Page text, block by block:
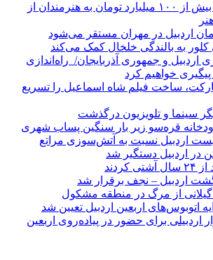
پرداخت ماهانه بیش از ۱۰۰ میلیارد تومان به هنرمندان از
به بالندگی خلخال کمک می‌کند
و جمهوری آذربایجان/ راه‌اندازی
پیگیری خواهیم کرد
ساخت فیلم شاه‌ اسماعیل را تسریع
سینما و تلویزیون درگذشت
قره‌سو زیر بار سنگین پساب شهری
اردبیل نسبت به آتش‌سوزی مراتع
در اردبیل دستگیر شد
اردبیل – نجف برقرار شد
از مرگ در منطقه مشکول
اتوبوس‌های اربعین اردبیل تعیین شد